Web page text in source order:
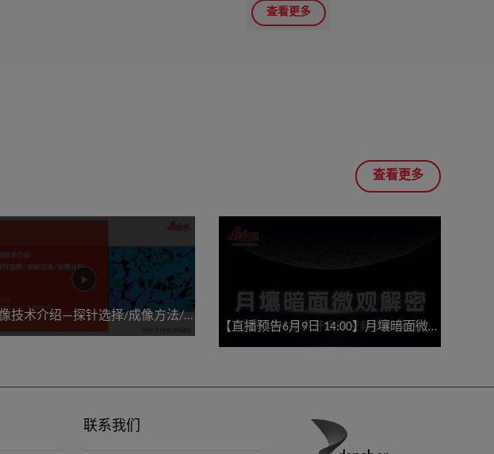
查看更多
查看更多
钙成像技术介绍—探针选择/成像方法/结果分析
【直播预告6月9日 14:00】月壤暗面微观解密，超薄切片技术开启深空科研新视界
联系我们